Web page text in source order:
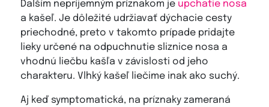
Ďalším nepríjemným príznakom je upchatie nosa
a kašeľ. Je dôležité udržiavať dýchacie cesty
priechodné, preto v takomto prípade pridajte
lieky určené na odpuchnutie sliznice nosa a
vhodnú liečbu kašľa v závislosti od jeho
charakteru. Vlhký kašeľ liečime inak ako suchý.
Aj keď symptomatická, na príznaky zameraná